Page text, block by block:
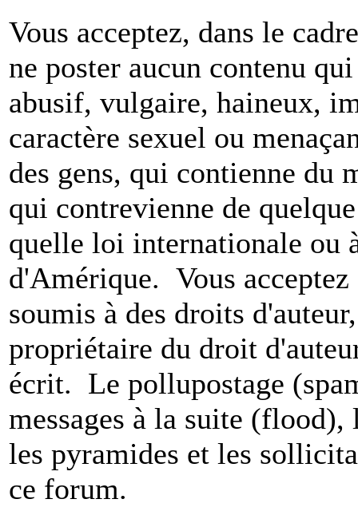
Vous acceptez, dans le
ne poster aucun contenu
abusif, vulgaire, haineux,
caractère sexuel ou
des gens, qui contienne du
qui contrevienne de
quelle loi internationale ou
d'Amérique. Vous
soumis à des droits
propriétaire du droit
écrit. Le pollupostage
messages à la suite
les pyramides et les
ce forum.